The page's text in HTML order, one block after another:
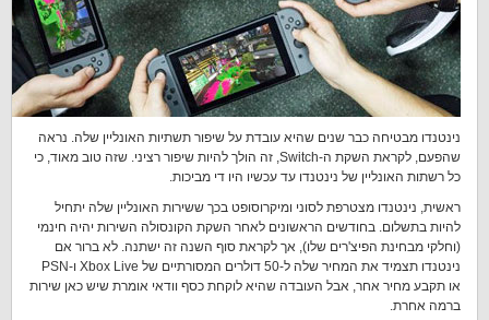
נינטנדו מבטיחה כבר שנים שהיא עובדת על שיפור תשתיות האונליין שלה. נראה
שהפעם, לקראת השקת ה-Switch, זה הולך להיות שיפור רציני. שזה טוב מאוד, כי
כל רשתות האונליין של נינטנדו עד עכשיו היו די מביכות.
ראשית, נינטנדו מצטרפת לסוני ומיקרוסופט בכך ששירות האונליין שלה יתחיל
להיות בתשלום. בחודשים הראשונים לאחר השקת הקונסולה השירות יהיה חינמי
(וחלקי מבחינת הפיצ'רים שלו), אך לקראת סוף השנה זה ישתנה. לא ברור אם
נינטנדו תצמיד את המחיר שלה ל-50 דולרים המסורתיים של Xbox Live ו-PSN
או תקבע מחיר אחר, אבל העובדה שהיא לוקחת כסף וודאי אומרת שיש כאן שירות
ברמה אחרת.